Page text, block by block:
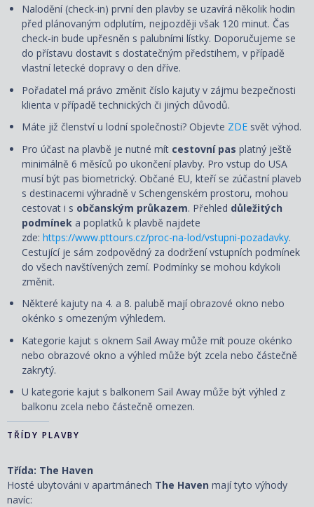
Nalodění (check-in) první den plavby se uzavírá několik hodin
před plánovaným odplutím, nejpozději však 120 minut. Čas
check-in bude upřesněn s palubními lístky. Doporučujeme se
do přístavu dostavit s dostatečným předstihem, v případě
vlastní letecké dopravy o den dříve.
Pořadatel má právo změnit číslo kajuty v zájmu bezpečnosti
klienta v případě technických či jiných důvodů.
Máte již členství u lodní společnosti? Objevte ZDE svět výhod.
Pro účast na plavbě je nutné mít cestovní pas platný ještě
minimálně 6 měsíců po ukončení plavby. Pro vstup do USA
musí být pas biometrický. Občané EU, kteří se zúčastní plaveb
s destinacemi výhradně v Schengenském prostoru, mohou
cestovat i s občanským průkazem. Přehled důležitých
podmínek a poplatků k plavbě najdete
zde: https://www.pttours.cz/proc-na-lod/vstupni-pozadavky.
Cestující je sám zodpovědný za dodržení vstupních podmínek
do všech navštívených zemí. Podmínky se mohou kdykoli
změnit.
Některé kajuty na 4. a 8. palubě mají obrazové okno nebo
okénko s omezeným výhledem.
Kategorie kajut s oknem Sail Away může mít pouze okénko
nebo obrazové okno a výhled může být zcela nebo částečně
zakrytý.
U kategorie kajut s balkonem Sail Away může být výhled z
balkonu zcela nebo částečně omezen.
TŘÍDY PLAVBY
Třída: The Haven
Hosté ubytováni v apartmánech The Haven mají tyto výhody
navíc: